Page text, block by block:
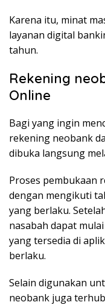
Karena itu, minat
layanan digital
tahun.
Rekening
Online
Bagi yang ingin
rekening neobank
dibuka langsung
Proses pembukaan
dengan mengikuti
yang berlaku.
nasabah dapat
yang tersedia di
berlaku.
Selain digunakan
neobank juga